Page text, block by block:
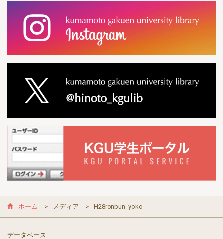
ホーム メディア H28ronbun_yoko
データベース